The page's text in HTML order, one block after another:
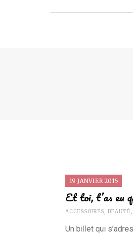
19 JANVIER 2015
Et toi, t’as eu
ACCESSOIRES, BEAUTÉ,
Un billet qui